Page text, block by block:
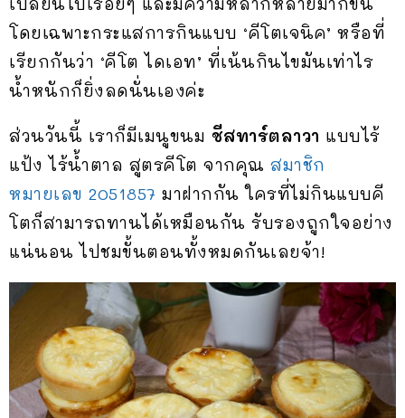
โดยเฉพาะกระแสการกินแบบ ‘คีโตเจนิค’ หรือที่
เรียกกันว่า ‘คีโต ไดเอท’ ที่เน้นกินไขมันเท่าไร
น้ำหนักก็ยิ่งลดนั่นเองค่ะ
ส่วนวันนี้ เราก็มีเมนูขนม ชีสทาร์ตลาวา แบบไร้
แป้ง ไร้น้ำตาล สูตรคีโต จากคุณ สมาชิก
หมายเลข 2051857 มาฝากกัน ใครที่ไม่กินแบบคี
โตก็สามารถทานได้เหมือนกัน รับรองถูกใจอย่าง
แน่นอน ไปชมขั้นตอนทั้งหมดกันเลยจ้า!